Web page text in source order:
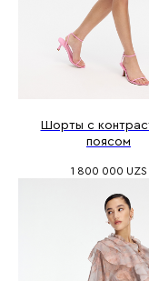
Шорты с
поясом
1 800 000 UZS